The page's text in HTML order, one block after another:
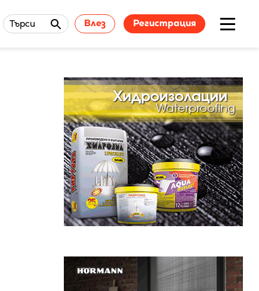
Търси Влез Регистрация